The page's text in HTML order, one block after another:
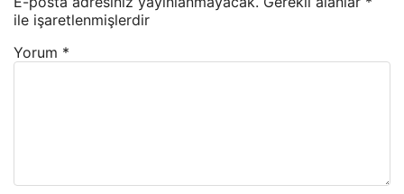
ile işaretlenmişlerdir
Yorum *